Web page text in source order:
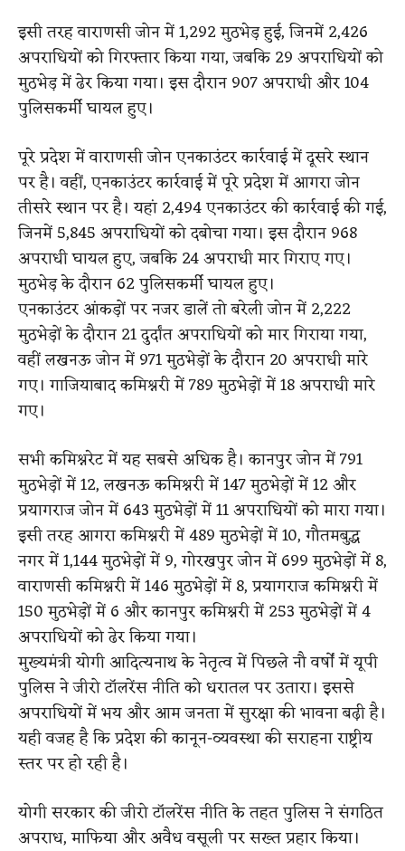
इसी तरह वाराणसी जोन में 1,292 मुठभेड़ हुई, जिनमें 2,426
अपराधियों को गिरफ्तार किया गया, जबकि 29 अपराधियों को
मुठभेड़ में ढेर किया गया। इस दौरान 907 अपराधी और 104
पुलिसकर्मी घायल हुए।
पूरे प्रदेश में वाराणसी जोन एनकाउंटर कार्रवाई में दूसरे स्थान
पर है। वहीं, एनकाउंटर कार्रवाई में पूरे प्रदेश में आगरा जोन
तीसरे स्थान पर है। यहां 2,494 एनकाउंटर की कार्रवाई की गई,
जिनमें 5,845 अपराधियों को दबोचा गया। इस दौरान 968
अपराधी घायल हुए, जबकि 24 अपराधी मार गिराए गए।
मुठभेड़ के दौरान 62 पुलिसकर्मी घायल हुए।
एनकाउंटर आंकड़ों पर नजर डालें तो बरेली जोन में 2,222
मुठभेड़ों के दौरान 21 दुर्दांत अपराधियों को मार गिराया गया,
वहीं लखनऊ जोन में 971 मुठभेड़ों के दौरान 20 अपराधी मारे
गए। गाजियाबाद कमिश्नरी में 789 मुठभेड़ों में 18 अपराधी मारे
गए।
सभी कमिश्नरेट में यह सबसे अधिक है। कानपुर जोन में 791
मुठभेड़ों में 12, लखनऊ कमिश्नरी में 147 मुठभेड़ों में 12 और
प्रयागराज जोन में 643 मुठभेड़ों में 11 अपराधियों को मारा गया।
इसी तरह आगरा कमिश्नरी में 489 मुठभेड़ों में 10, गौतमबुद्ध
नगर में 1,144 मुठभेड़ों में 9, गोरखपुर जोन में 699 मुठभेड़ों में 8,
वाराणसी कमिश्नरी में 146 मुठभेड़ों में 8, प्रयागराज कमिश्नरी में
150 मुठभेड़ों में 6 और कानपुर कमिश्नरी में 253 मुठभेड़ों में 4
अपराधियों को ढेर किया गया।
मुख्यमंत्री योगी आदित्यनाथ के नेतृत्व में पिछले नौ वर्षों में यूपी
पुलिस ने जीरो टॉलरेंस नीति को धरातल पर उतारा। इससे
अपराधियों में भय और आम जनता में सुरक्षा की भावना बढ़ी है।
यही वजह है कि प्रदेश की कानून-व्यवस्था की सराहना राष्ट्रीय
स्तर पर हो रही है।
योगी सरकार की जीरो टॉलरेंस नीति के तहत पुलिस ने संगठित
अपराध, माफिया और अवैध वसूली पर सख्त प्रहार किया।